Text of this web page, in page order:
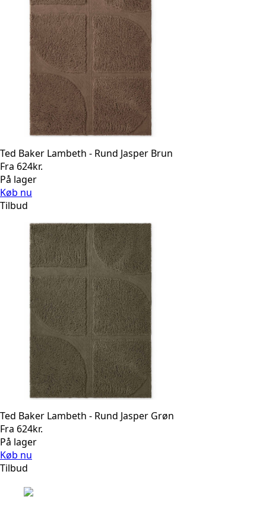
Ted Baker Lambeth - Rund Jasper Brun
Fra 624kr.
På lager
Køb nu
Tilbud
Ted Baker Lambeth - Rund Jasper Grøn
Fra 624kr.
På lager
Køb nu
Tilbud